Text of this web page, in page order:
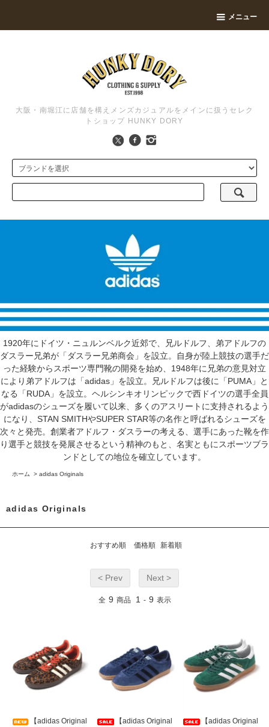
メニュー
大阪・南堀江に店舗を構えメンズカジュアルをメインに扱うセレク
トショップ HUNKY DORY
1920年にドイツ・ニュルンベルク近郊で、兄ルドルフ、弟アドルフの
ダスラー兄弟が「ダスラー兄弟商会」を設立。自身が陸上競技の選手だ
った経験からスポーツ専門靴の開発を始め、1948年に兄弟の意見対立
により弟アドルフは「adidas」を設立。兄ルドルフは後に「PUMA」と
なる「RUDA」を設立。ヘルシンキオリンピックで西ドイツの選手全員
がadidasのシューズを履いて以来、多くのアスリートに支持されるよう
になり、STAN SMITHやSUPER STAR等の名作と呼ばれるシューズを
次々と発売。創業者アドルフ・ダスラーの考える、選手にあった靴を作
り選手と競技を発展させるという精神のもと、名実ともにスポーツブラ
ンドとしての地位を確立しています。
ホーム > adidas Originals
adidas Originals
おすすめ順 価格順 新着順
< Prev Next >
全 9 商品 1 - 9 表示
【adidas Original
【adidas Original
【adidas Original